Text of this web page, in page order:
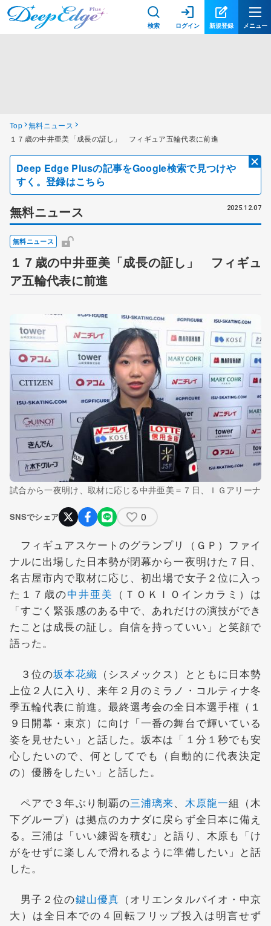
検索 ログイン 新規登録 メニュー
Top 無料ニュース
１７歳の中井亜美「成長の証し」 フィギュア五輪代表に前進
Deep Edge Plusの記事をGoogle検索で見つけや
すく。登録はこちら
無料ニュース 2025.12.07
無料ニュース
１７歳の中井亜美「成長の証し」 フィギュ
ア五輪代表に前進
試合から一夜明け、取材に応じる中井亜美＝７日、ＩＧアリーナ
SNSでシェア 0
フィギュアスケートのグランプリ（ＧＰ）ファイ
ナルに出場した日本勢が閉幕から一夜明けた７日、
名古屋市内で取材に応じ、初出場で女子２位に入っ
た１７歳の中井亜美 （ＴＯＫＩＯインカラミ）は
「すごく緊張感のある中で、あれだけの演技ができ
たことは成長の証し。自信を持っていい」と笑顔で
語った。
３位の坂本花織 （シスメックス）とともに日本勢
上位２人に入り、来年２月のミラノ・コルティナ冬
季五輪代表に前進。最終選考会の全日本選手権（１
９日開幕・東京）に向け「一番の舞台で輝いている
姿を見せたい」と話した。坂本は「１分１秒でも安
心したいので、何としてでも（自動的に代表決定
の）優勝をしたい」と話した。
ペアで３年ぶり制覇の三浦璃来、 木原龍一組（木
下グループ）は拠点のカナダに戻らず全日本に備え
る。三浦は「いい練習を積む」と語り、木原も「け
がをせずに楽しんで滑れるように準備したい」と話
した。
男子２位の鍵山優真 （オリエンタルバイオ・中京
大）は全日本での４回転フリップ投入は明言せず